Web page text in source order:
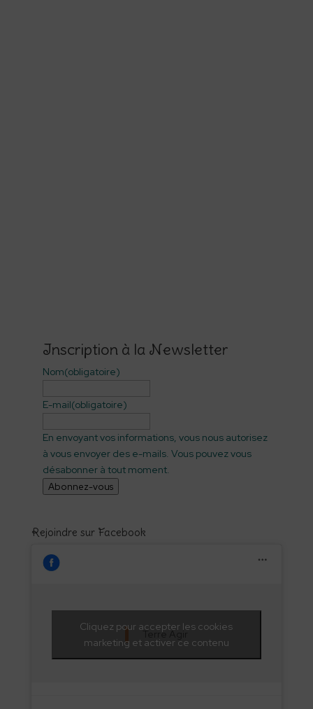
Inscription à la Newsletter
Nom(obligatoire)
E-mail(obligatoire)
En envoyant vos informations, vous nous autorisez
à vous envoyer des e-mails. Vous pouvez vous
désabonner à tout moment.
Abonnez-vous
Rejoindre sur Facebook
Terre Agir
Cliquez pour accepter les cookies
marketing et activer ce contenu